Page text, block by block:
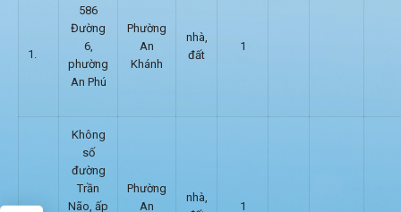
586
Đường
6,
phường
An Phú
Phường
An
Khánh
nhà,
đất
1
Không
số
đường
Trần
Não, ấp
Phường
An
nhà,
1